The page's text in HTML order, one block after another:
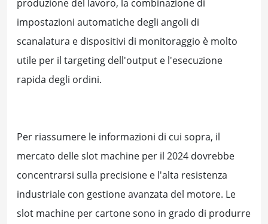
produzione del lavoro, la combinazione di
impostazioni automatiche degli angoli di
scanalatura e dispositivi di monitoraggio è molto
utile per il targeting dell'output e l'esecuzione
rapida degli ordini.
Per riassumere le informazioni di cui sopra, il
mercato delle slot machine per il 2024 dovrebbe
concentrarsi sulla precisione e l'alta resistenza
industriale con gestione avanzata del motore. Le
slot machine per cartone sono in grado di produrre